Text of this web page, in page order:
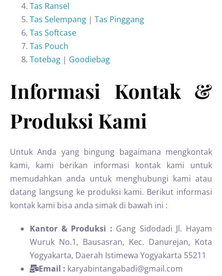
Tas Ransel
Tas Selempang | Tas Pinggang
Tas Softcase
Tas Pouch
Totebag | Goodiebag
Informasi Kontak &
Produksi Kami
Untuk Anda yang bingung bagaimana mengkontak
kami, kami berikan informasi kontak kami untuk
memudahkan anda untuk menghubungi kami atau
datang langsung ke produksi kami. Berikut informasi
kontak kami bisa anda simak di bawah ini :
Kantor & Produksi : Gang Sidodadi Jl. Hayam
Wuruk No.1, Bausasran, Kec. Danurejan, Kota
Yogyakarta, Daerah Istimewa Yogyakarta 55211
Email : karyabintangabadi@gmail.com